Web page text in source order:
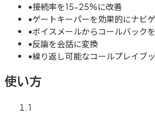
•接続率を15-25%に改善
•ゲートキーパーを効果的にナビ
•ボイスメールからコールバック
•反論を会話に変換
•繰り返し可能なコールプレイブ
使い方
1